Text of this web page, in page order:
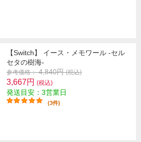
【Switch】 イース・メモワール -セル
セタの樹海-
参考価格： 4,840円(税込)
3,667円 (税込)
発送目安：3営業日
(3件)